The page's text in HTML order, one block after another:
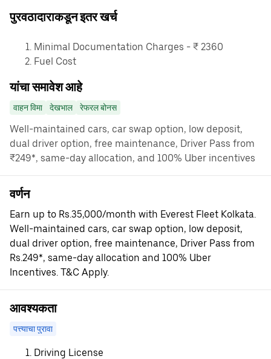
पुरवठादाराकडून इतर खर्च
Minimal Documentation Charges - ₹ 2360
Fuel Cost
यांचा समावेश आहे
वाहन विमा देखभाल रेफरल बोनस
Well-maintained cars, car swap option, low deposit,
dual driver option, free maintenance, Driver Pass from
₹249*, same-day allocation, and 100% Uber incentives
वर्णन
Earn up to Rs.35,000/month with Everest Fleet Kolkata.
Well-maintained cars, car swap option, low deposit,
dual driver option, free maintenance, Driver Pass from
Rs.249*, same-day allocation and 100% Uber
Incentives. T&C Apply.
आवश्यकता
पत्त्याचा पुरावा
Driving License